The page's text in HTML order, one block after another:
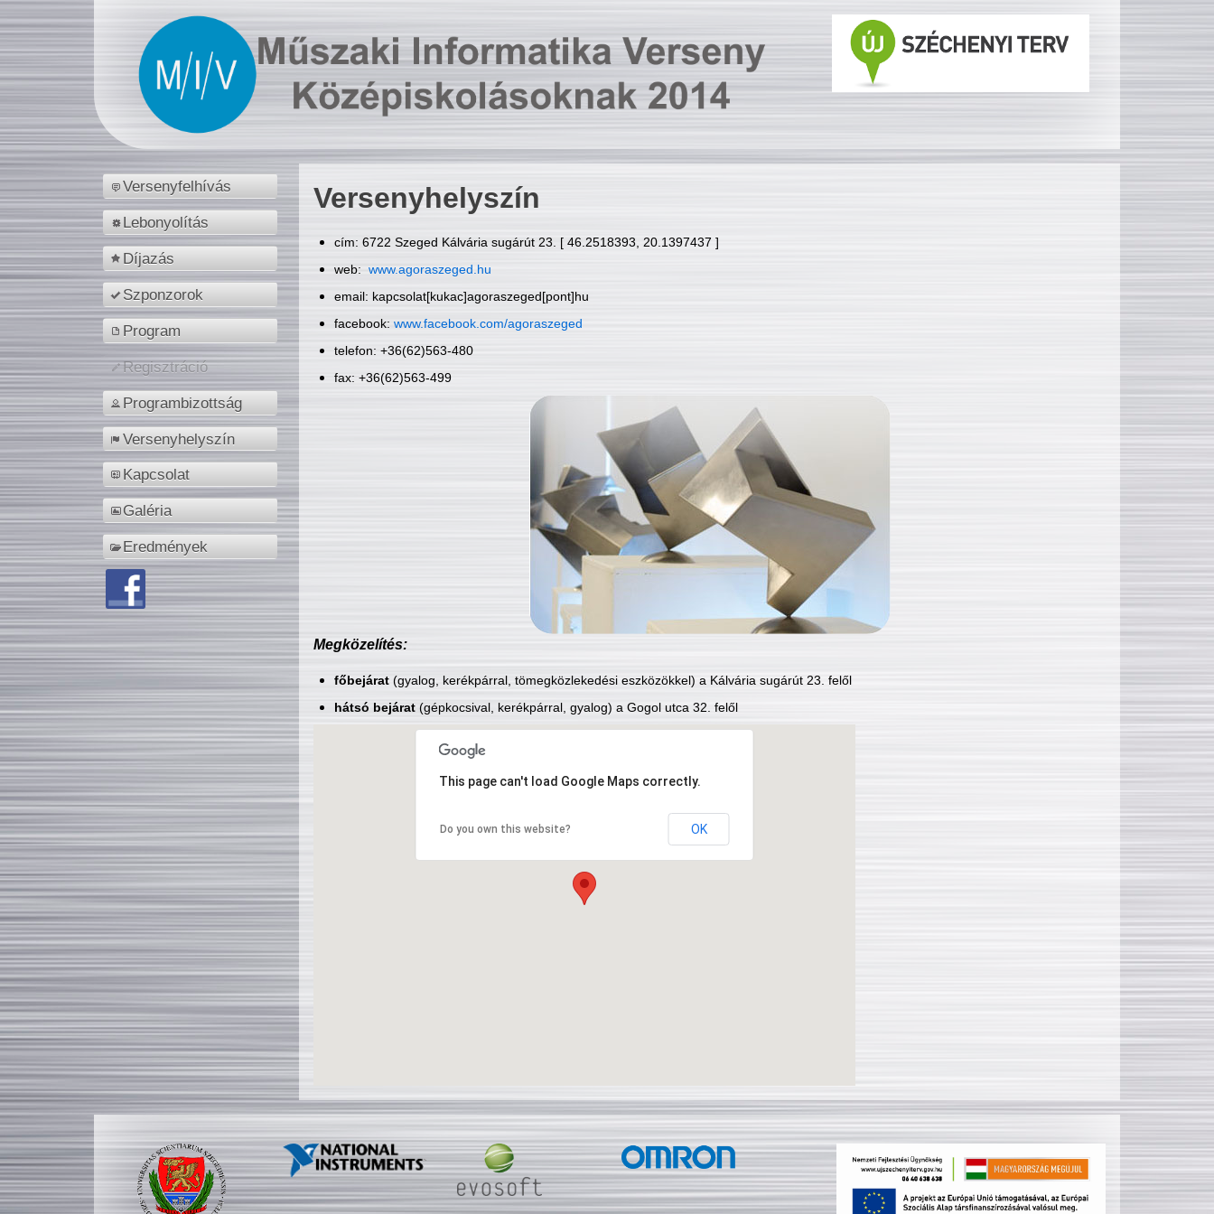
Versenyfelhívás
Lebonyolítás
Díjazás
Szponzorok
Program
Regisztráció
Programbizottság
Versenyhelyszín
Kapcsolat
Galéria
Eredmények
Versenyhelyszín
cím: 6722 Szeged Kálvária sugárút 23. [ 46.2518393, 20.1397437 ]
web: www.agoraszeged.hu
email: kapcsolat[kukac]agoraszeged[pont]hu
facebook: www.facebook.com/agoraszeged
telefon: +36(62)563-480
fax: +36(62)563-499
Megközelítés:
főbejárat(gyalog, kerékpárral, tömegközlekedési eszközökkel) a Kálvária sugárút 23. felől
hátsó bejárat(gépkocsival, kerékpárral, gyalog) a Gogol utca 32. felől
This page can't load Google Maps correctly.
Do you own this website? OK